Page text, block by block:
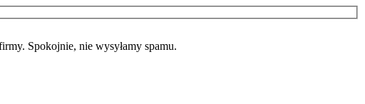
Spokojnie, nie wysyłamy spamu.